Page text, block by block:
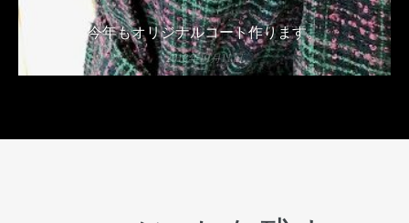
今年もオリジナルコート作ります。
2018年10月11日